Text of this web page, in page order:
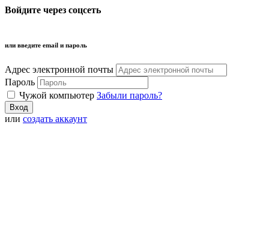
Войдите через соцсеть
или введите email и пароль
Адрес электронной почты
Пароль
Чужой компьютер Забыли пароль?
или создать аккаунт